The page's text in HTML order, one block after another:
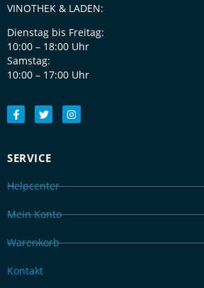
VINOTHEK & LADEN:
Dienstag bis Freitag:
10:00 – 18:00 Uhr
Samstag:
10:00 – 17:00 Uhr
SERVICE
Helpcenter
Mein Konto
Warenkorb
Kontakt